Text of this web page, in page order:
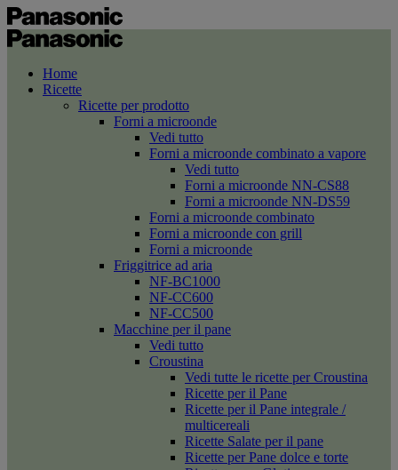
Home
Ricette
Ricette per prodotto
Forni a microonde
Vedi tutto
Forni a microonde combinato a vapore
Vedi tutto
Forni a microonde NN-CS88
Forni a microonde NN-DS59
Forni a microonde combinato
Forni a microonde con grill
Forni a microonde
Friggitrice ad aria
NF-BC1000
NF-CC600
NF-CC500
Macchine per il pane
Vedi tutto
Croustina
Vedi tutte le ricette per Croustina
Ricette per il Pane
Ricette per il Pane integrale /
multicereali
Ricette Salate per il pane
Ricette per Pane dolce e torte